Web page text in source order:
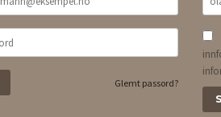
Glemt passord?